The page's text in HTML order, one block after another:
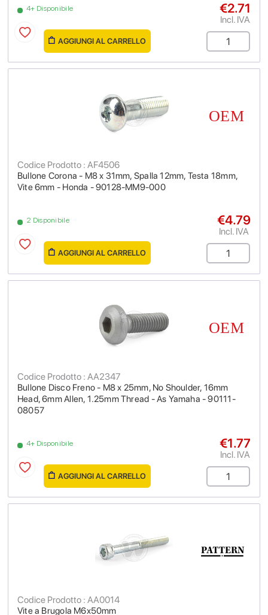
4+ Disponibile €2.71
Incl. IVA
AGGIUNGI AL CARRELLO
Bullone Corona - M8 x 31mm, Spalla 12mm, Testa 18mm,
Vite 6mm - Honda - 90128-MM9-000
Codice Prodotto : AF4506
2 Disponibile €4.79
Incl. IVA
AGGIUNGI AL CARRELLO
Bullone Disco Freno - M8 x 25mm, No Shoulder, 16mm
Head, 6mm Allen, 1.25mm Thread - As Yamaha - 90111-
08057
Codice Prodotto : AA2347
4+ Disponibile €1.77
Incl. IVA
AGGIUNGI AL CARRELLO
Vite a Brugola M6x50mm
Codice Prodotto : AA0014